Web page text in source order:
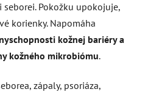
Pokožku upokojuje,
korienky. Napomáha
kožnej bariéry a
kožného mikrobiómu.
zápaly, psoriáza,